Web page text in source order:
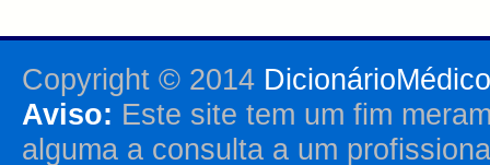
Copyright © 2014
Aviso: Este site tem um fim
alguma a consulta a um